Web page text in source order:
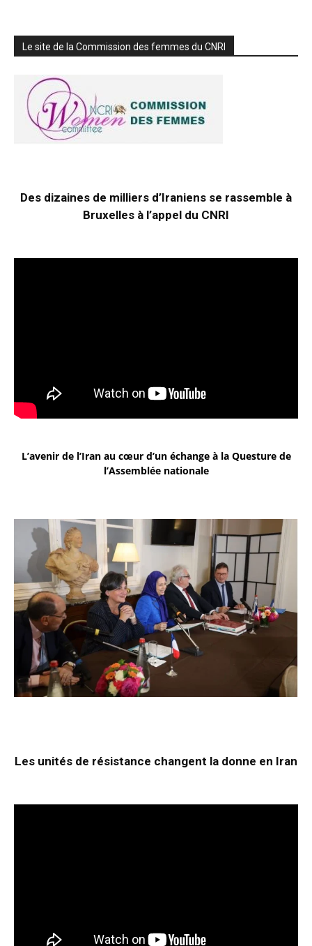
Le site de la Commission des femmes du CNRI
Des dizaines de milliers d’Iraniens se rassemble à
Bruxelles à l’appel du CNRI
L’avenir de l’Iran au cœur d’un échange à la Questure de
l’Assemblée nationale
Les unités de résistance changent la donne en Iran